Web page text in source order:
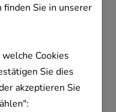
Sie in unserer
Cookies
Sie dies
akzeptieren Sie
f.C28/29
GmbH